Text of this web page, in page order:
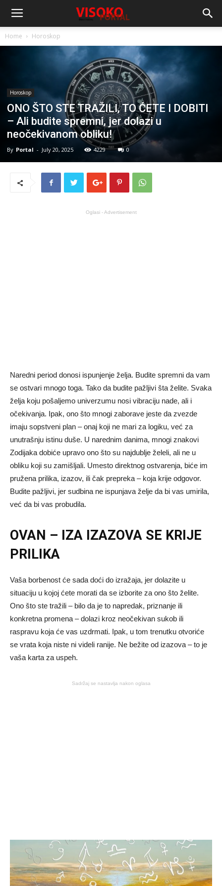
Home Horoskop
Horoskop
ONO ŠTO STE TRAŽILI, TO ĆETE I DOBITI
– Ali budite spremni, jer dolazi u
neočekivanom obliku!
By Portal - July 20, 2025 4229 0
Oglasi - Advertisement
Naredni period donosi ispunjenje želja. Budite spremni da vam
se ostvari mnogo toga. Tako da budite pažljivi šta želite. Svaka
želja koju pošaljemo univerzumu nosi vibraciju nade, ali i
očekivanja. Ipak, ono što mnogi zaborave jeste da zvezde
imaju sopstveni plan – onaj koji ne mari za logiku, već za
unutrašnju istinu duše. U narednim danima, mnogi znakovi
Zodijaka dobiće upravo ono što su najdublje želeli, ali ne u
obliku koji su zamišljali. Umesto direktnog ostvarenja, biće im
pružena prilika, izazov, ili čak prepreka – koja krije odgovor.
Budite pažljivi, jer sudbina ne ispunjava želje da bi vas umirila,
već da bi vas probudila.
OVAN – IZA IZAZOVA SE KRIJE
PRILIKA
Vaša borbenost će sada doći do izražaja, jer dolazite u
situaciju u kojoj ćete morati da se izborite za ono što želite.
Ono što ste tražili – bilo da je to napredak, priznanje ili
konkretna promena – dolazi kroz neočekivan sukob ili
raspravu koja će vas uzdrmati. Ipak, u tom trenutku otvoriće
se vrata koja niste ni videli ranije. Ne bežite od izazova – to je
vaša karta za uspeh.
Sadržaj se nastavlja nakon oglasa